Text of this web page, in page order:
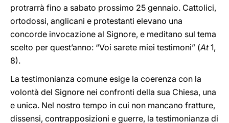
protrarrà fino a sabato prossimo 25 gennaio. Cattolici,
ortodossi, anglicani e protestanti elevano una
concorde invocazione al Signore, e meditano sul tema
scelto per quest’anno: “Voi sarete miei testimoni” (At1,
8).
La testimonianza comune esige la coerenza con la
volontà del Signore nei confronti della sua Chiesa, una
e unica. Nel nostro tempo in cui non mancano fratture,
dissensi, contrapposizioni e guerre, la testimonianza di